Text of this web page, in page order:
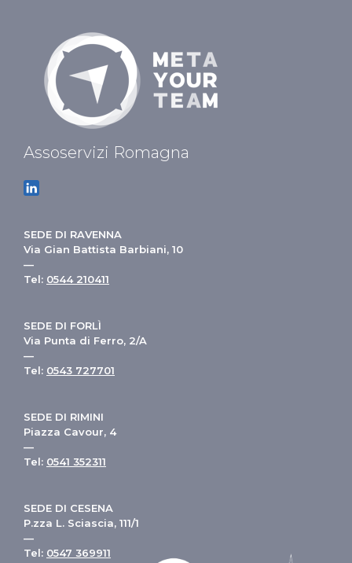
Assoservizi Romagna
SEDE DI RAVENNA
Via Gian Battista Barbiani, 10
—
Tel: 0544 210411
SEDE DI FORLÌ
Via Punta di Ferro, 2/A
—
Tel: 0543 727701
SEDE DI RIMINI
Piazza Cavour, 4
—
Tel: 0541 352311
SEDE DI CESENA
P.zza L. Sciascia, 111/1
—
Tel: 0547 369911